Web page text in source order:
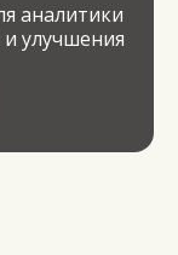
аналитики
улучшения